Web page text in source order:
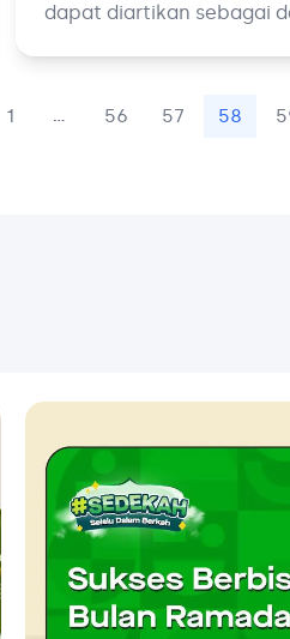
dapat diartikan sebagai
jaring pengaman yang
1 ... 56 57 58